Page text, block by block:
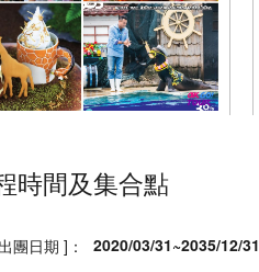
時間及集合點
團日期 ]：
2020/03/31~2035/12/31